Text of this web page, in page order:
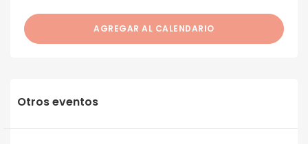
AGREGAR AL CALENDARIO
Otros eventos